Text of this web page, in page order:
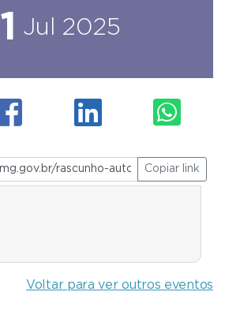
Jul 2025
Copiar link
Voltar para ver outros eventos